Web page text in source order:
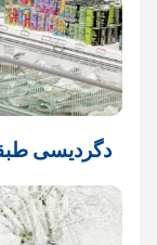
دگردیسی